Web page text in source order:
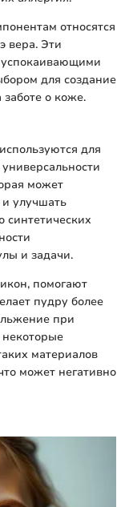
относятся
вера. Эти
для создание
о коже.
для
может
и улучшать
и задачи.
помогают
пудру более
при
некоторые
материалов
может негативно